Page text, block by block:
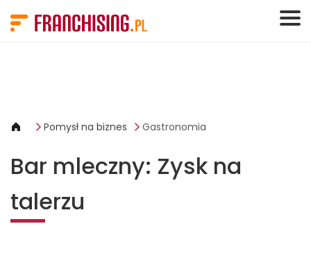
Pomysł na biznes Gastronomia
Bar mleczny: Zysk na
talerzu